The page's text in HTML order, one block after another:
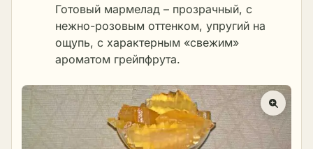
Готовый мармелад – прозрачный, с
нежно-розовым оттенком, упругий на
ощупь, с характерным «свежим»
ароматом грейпфрута.